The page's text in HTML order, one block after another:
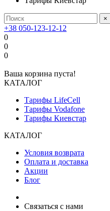
×
+38 050-123-12-12
0
0
0
Ваша корзина пуста!
КАТАЛОГ
Тарифы LifeCell
Тарифы Vodafone
Тарифы Киевстар
КАТАЛОГ
Условия возврата
Оплата и доставка
Акции
Блог
Связаться с нами